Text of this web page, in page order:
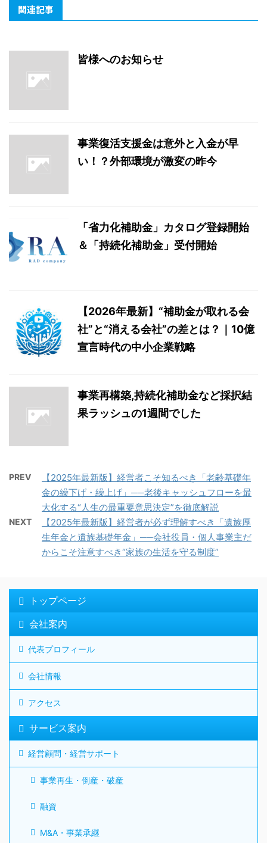
関連記事
皆様へのお知らせ
事業復活支援金は意外と入金が早
い！？外部環境が激変の昨今
「省力化補助金」カタログ登録開始
＆「持続化補助金」受付開始
【2026年最新】“補助金が取れる会
社”と“消える会社”の差とは？｜10億
宣言時代の中小企業戦略
事業再構築,持続化補助金など採択結
果ラッシュの1週間でした
PREV
【2025年最新版】経営者こそ知るべき「老齢基礎年
金の繰下げ・繰上げ」──老後キャッシュフローを最
大化する“人生の最重要意思決定”を徹底解説
NEXT
【2025年最新版】経営者が必ず理解すべき「遺族厚
生年金と遺族基礎年金」──会社役員・個人事業主だ
からこそ注意すべき“家族の生活を守る制度”
トップページ
会社案内
代表プロフィール
会社情報
アクセス
サービス案内
経営顧問・経営サポート
事業再生・倒産・破産
融資
M&A・事業承継